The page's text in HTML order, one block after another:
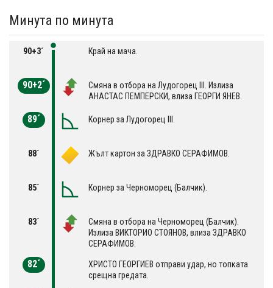
Минута по минута
90+3´ Край на мача.
90+2´
Смяна в отбора на Лудогорец III. Излиза
АНАСТАС ПЕМПЕРСКИ, влиза ГЕОРГИ ЯНЕВ.
89´ Корнер за Лудогорец III.
88´ Жълт картон за ЗДРАВКО СЕРАФИМОВ.
85´ Корнер за Черноморец (Балчик).
83´
Смяна в отбора на Черноморец (Балчик).
Излиза ВИКТОРИО СТОЯНОВ, влиза ЗДРАВКО
СЕРАФИМОВ.
82´
ХРИСТО ГЕОРГИЕВ отправи удар, но топката
срещна гредата.